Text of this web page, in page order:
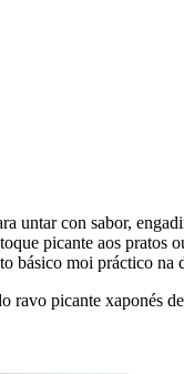
untar con sabor,
picante aos pratos
básico moi práctico na
picante xaponés